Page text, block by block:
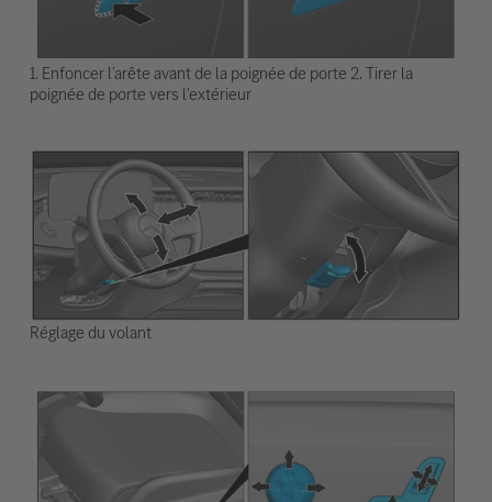
1. Enfoncer l'arête avant de la poignée de porte 2. Tirer la
poignée de porte vers l'extérieur
Réglage du volant